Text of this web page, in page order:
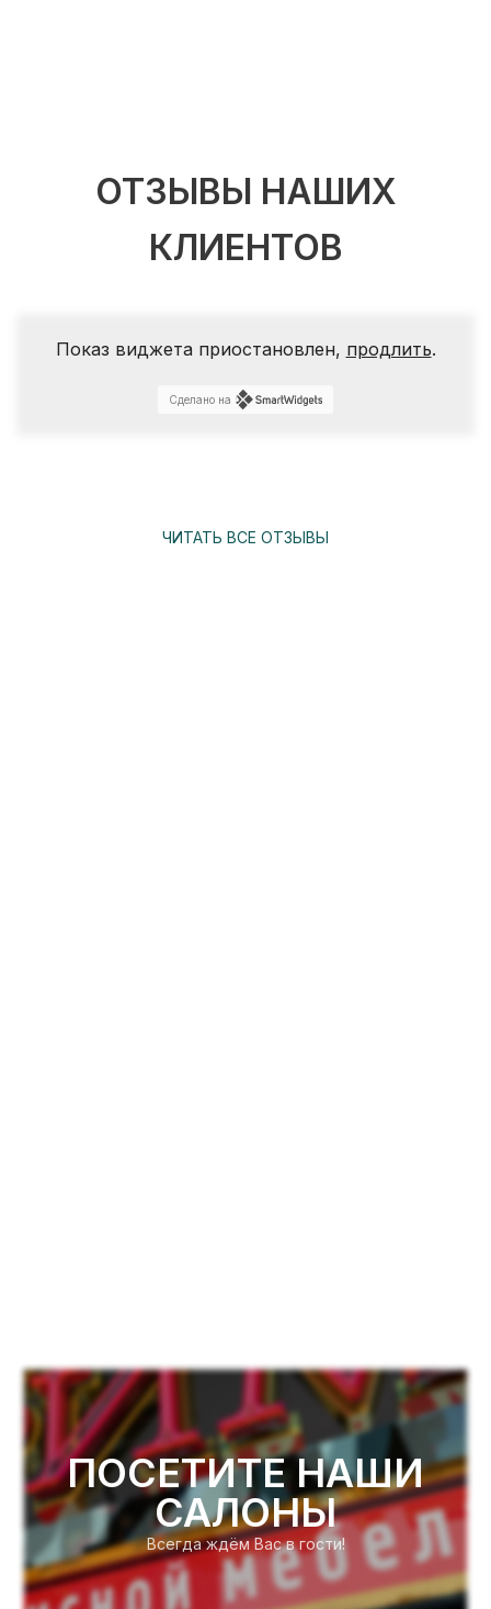
ОТЗЫВЫ НАШИХ
КЛИЕНТОВ
Показ виджета приостановлен, продлить.
Сделано на
ЧИТАТЬ ВСЕ ОТЗЫВЫ
ПОСЕТИТЕ НАШИ
САЛОНЫ
Всегда ждём Вас в гости!